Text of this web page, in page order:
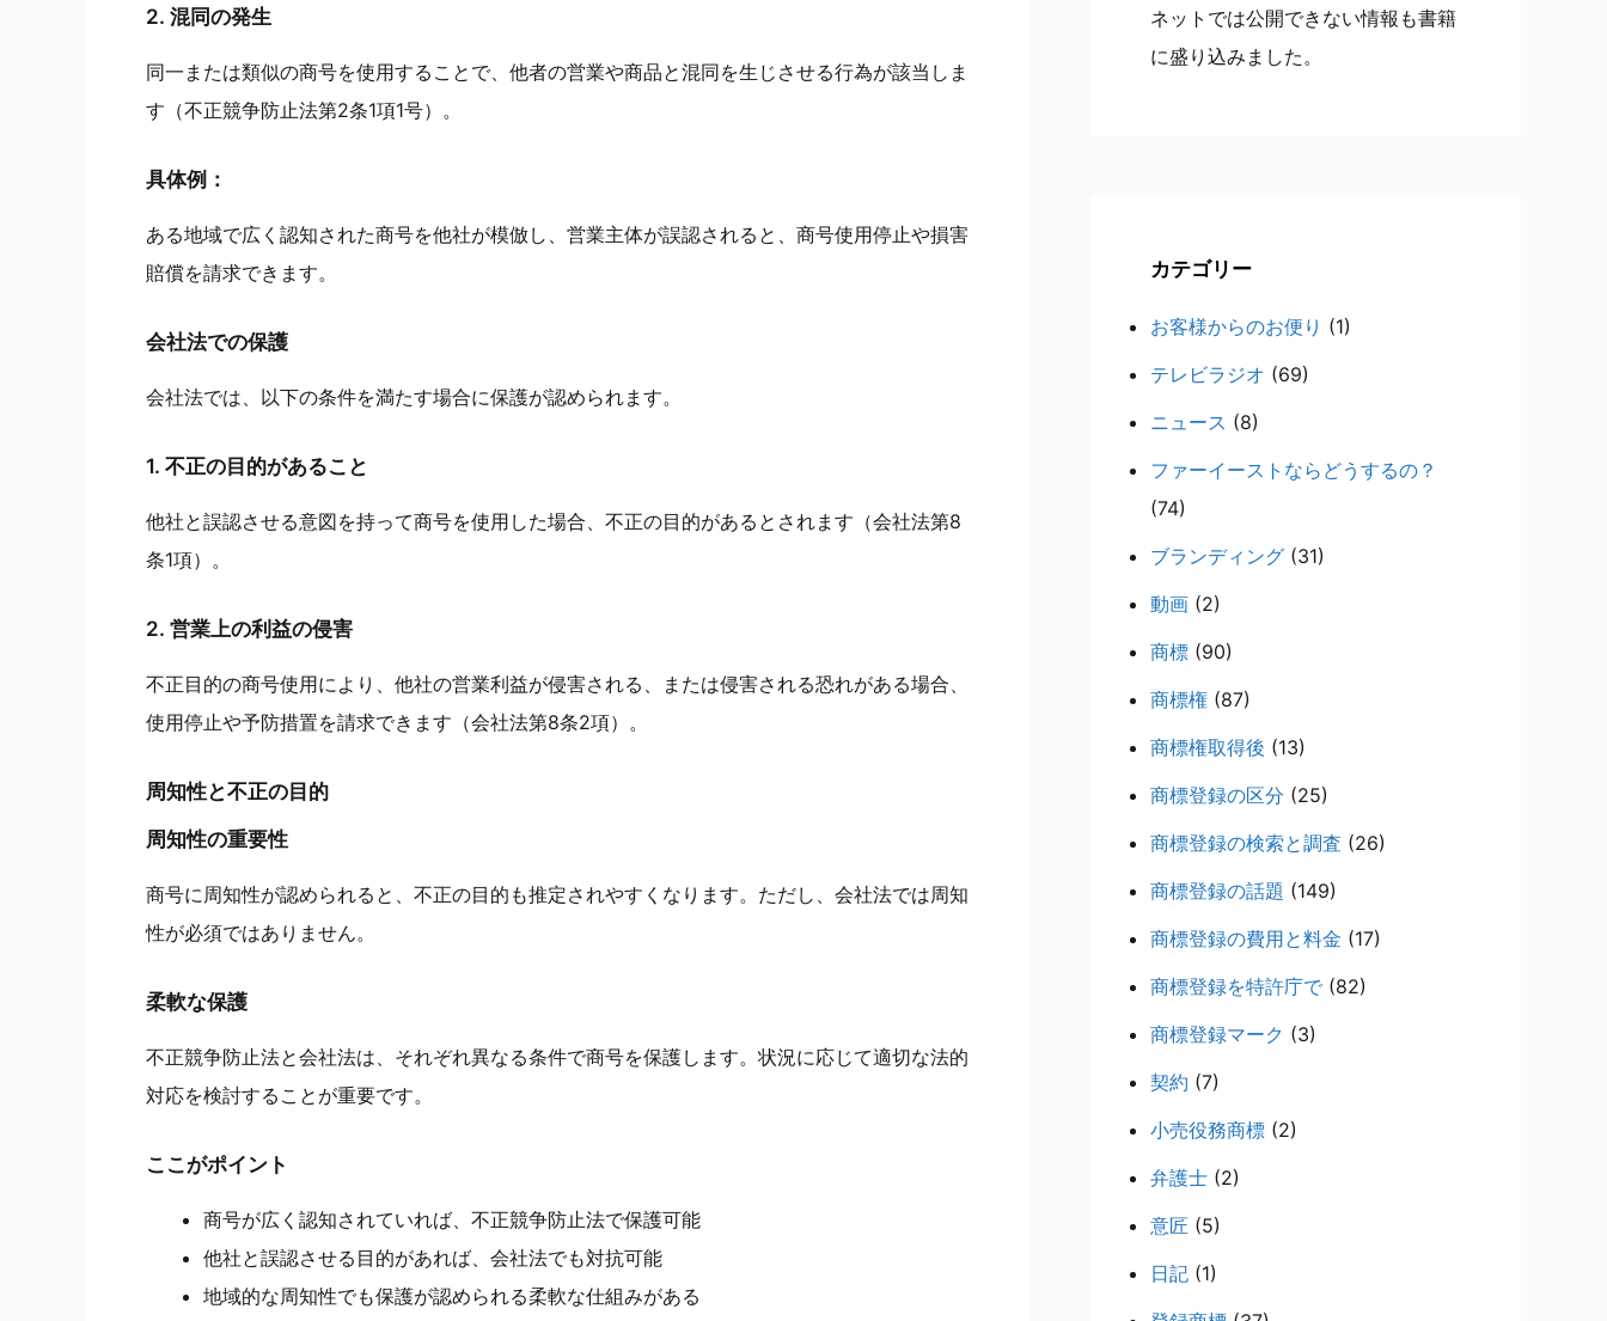
2. 混同の発生
同一または類似の商号を使用することで、他者の営業や商品と混同を生じさせる行為が該当しま
す（不正競争防止法第2条1項1号）。
具体例：
ある地域で広く認知された商号を他社が模倣し、営業主体が誤認されると、商号使用停止や損害
賠償を請求できます。
会社法での保護
会社法では、以下の条件を満たす場合に保護が認められます。
1. 不正の目的があること
他社と誤認させる意図を持って商号を使用した場合、不正の目的があるとされます（会社法第8
条1項）。
2. 営業上の利益の侵害
不正目的の商号使用により、他社の営業利益が侵害される、または侵害される恐れがある場合、
使用停止や予防措置を請求できます（会社法第8条2項）。
周知性と不正の目的
周知性の重要性
商号に周知性が認められると、不正の目的も推定されやすくなります。ただし、会社法では周知
性が必須ではありません。
柔軟な保護
不正競争防止法と会社法は、それぞれ異なる条件で商号を保護します。状況に応じて適切な法的
対応を検討することが重要です。
ここがポイント
商号が広く認知されていれば、不正競争防止法で保護可能
他社と誤認させる目的があれば、会社法でも対抗可能
地域的な周知性でも保護が認められる柔軟な仕組みがある
ネットでは公開できない情報も書籍
に盛り込みました。
カテゴリー
お客様からのお便り (1)
テレビラジオ (69)
ニュース (8)
ファーイーストならどうするの？
(74)
ブランディング (31)
動画 (2)
商標 (90)
商標権 (87)
商標権取得後 (13)
商標登録の区分 (25)
商標登録の検索と調査 (26)
商標登録の話題 (149)
商標登録の費用と料金 (17)
商標登録を特許庁で (82)
商標登録マーク (3)
契約 (7)
小売役務商標 (2)
弁護士 (2)
意匠 (5)
日記 (1)